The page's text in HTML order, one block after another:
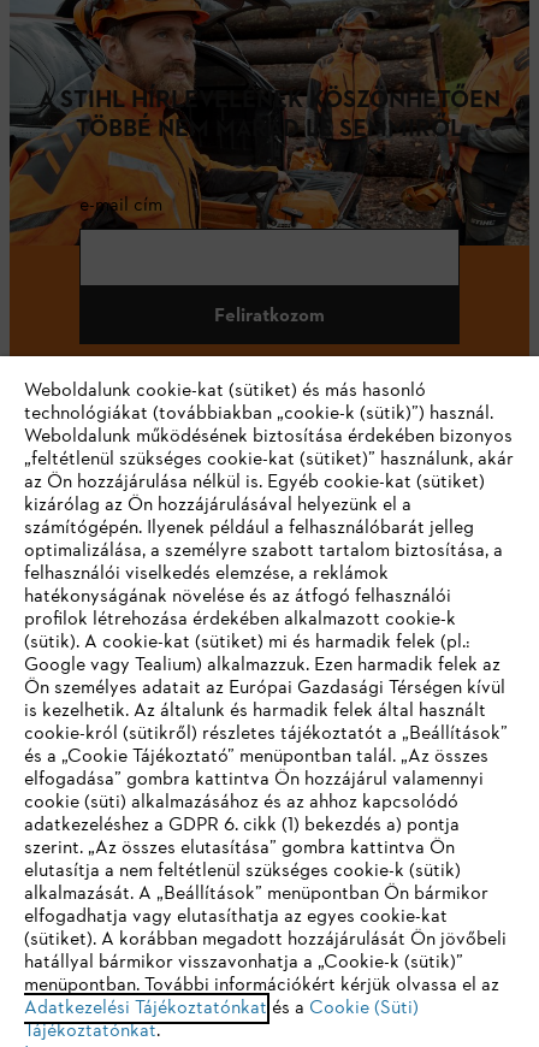
A STIHL HÍRLEVELÉNEK KÖSZÖNHETŐEN
TÖBBÉ NEM MARAD LE SEMMIRŐL
e-mail cím
Feliratkozom
#STIHL
Vállalat
STIHL GYIK
Szerviz
Adatvédelem Impresszum Cookie tájékoztató
Jogi információk
IHR BROWSER WIRD NICHT
UNTERSTÜTZT
Sie nutzen einen Browser, den wir noch nicht unterstützen. Für
eine optimale Nutzung unserer Seite empfehlen wir Ihnen, zu
einem der folgenden Browser zu wechseln:
Weboldalunk cookie-kat (sütiket) és más hasonló
technológiákat (továbbiakban „cookie-k (sütik)”) használ.
Weboldalunk működésének biztosítása érdekében bizonyos
„feltétlenül szükséges cookie-kat (sütiket)” használunk, akár
az Ön hozzájárulása nélkül is. Egyéb cookie-kat (sütiket)
kizárólag az Ön hozzájárulásával helyezünk el a
számítógépén. Ilyenek például a felhasználóbarát jelleg
optimalizálása, a személyre szabott tartalom biztosítása, a
felhasználói viselkedés elemzése, a reklámok
hatékonyságának növelése és az átfogó felhasználói
profilok létrehozása érdekében alkalmazott cookie-k
(sütik). A cookie-kat (sütiket) mi és harmadik felek (pl.:
Google vagy Tealium) alkalmazzuk. Ezen harmadik felek az
Ön személyes adatait az Európai Gazdasági Térségen kívül
is kezelhetik. Az általunk és harmadik felek által használt
cookie-król (sütikről) részletes tájékoztatót a „Beállítások”
és a „Cookie Tájékoztató” menüpontban talál. „Az összes
elfogadása” gombra kattintva Ön hozzájárul valamennyi
cookie (süti) alkalmazásához és az ahhoz kapcsolódó
adatkezeléshez a GDPR 6. cikk (1) bekezdés a) pontja
szerint. „Az összes elutasítása” gombra kattintva Ön
elutasítja a nem feltétlenül szükséges cookie-k (sütik)
alkalmazását. A „Beállítások” menüpontban Ön bármikor
elfogadhatja vagy elutasíthatja az egyes cookie-kat
(sütiket). A korábban megadott hozzájárulását Ön jövőbeli
hatállyal bármikor visszavonhatja a „Cookie-k (sütik)”
menüpontban. További információkért kérjük olvassa el az
Adatkezelési Tájékoztatónkat és a Cookie (Süti)
Tájékoztatónkat.